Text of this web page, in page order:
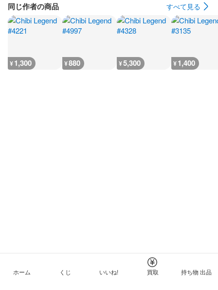
同じ作者の商品 すべて見る
¥1,300 ¥880 ¥5,300 ¥1,400
ホーム くじ いいね! 買取 持ち物 出品